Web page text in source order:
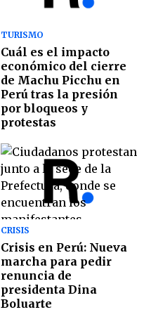
TURISMO
Cuál es el impacto
económico del cierre
de Machu Picchu en
Perú tras la presión
por bloqueos y
protestas
CRISIS
Crisis en Perú: Nueva
marcha para pedir
renuncia de
presidenta Dina
Boluarte